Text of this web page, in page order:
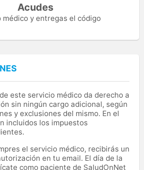
Acudes
médico y entregas el código
este servicio médico da derecho a
sin ningún cargo adicional, según
y exclusiones del mismo. En el
incluidos los impuestos
el servicio médico, recibirás un
en tu email. El día de la
como paciente de SaludOnNet